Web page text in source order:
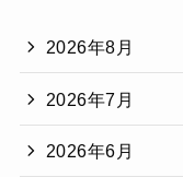
2026年8月
2026年7月
2026年6月